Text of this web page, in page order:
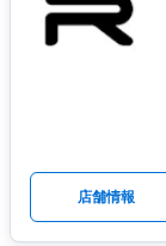
店舗情報